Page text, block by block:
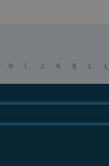
H I J K Ķ L Ļ